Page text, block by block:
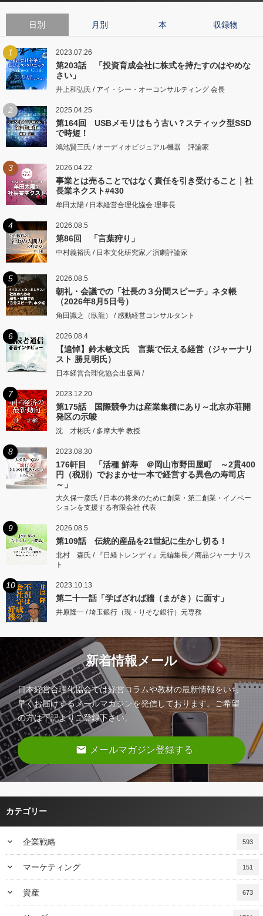
日別 月別 本 収録物
1 2023.07.26
第203話 「投資育成会社に株式を持たすのはやめな
さい」
井上和弘氏 / アイ・シー・オーコンサルティング 会長
2 2025.04.25
第164回 USBメモリはもう古い？スティック型SSD
で時短！
鴻池賢三氏 / オーディオビジュアル機器 評論家
3 2026.04.22
事業とは売ることではなく責任を引き受けること｜社
長業ネクスト#430
牟田太陽 / 日本経営合理化協会 理事長
4 2026.08.5
第86回 「言葉狩り」
中村義裕氏 / 日本文化研究家／演劇評論家
5 2026.08.5
朝礼・会議での「社長の３分間スピーチ」ネタ帳
（2026年8月5日号）
角田識之（臥龍） / 感動経営コンサルタント
6 2026.08.4
【追悼】鈴木敏文氏 言葉で伝える経営（ジャーナリ
スト 勝見明氏）
日本経営合理化協会出版局 /
7 2023.12.20
第175話 国際競争力は産業集積にあり～北京亦荘開
発区の示唆
沈 才彬氏 / 多摩大学 教授
8 2023.08.30
176軒目 「活種 鮮寿 ＠岡山市野田屋町 ～2貫400
円（税別）でおまかせ一本で経営する異色の寿司店
～」
大久保一彦氏 / 日本の将来のために創業・第二創業・イノベー
ションを支援する有限会社 代表
9 2026.08.5
第109話 伝統的産品を21世紀に生かし切る！
北村 森氏 / 『日経トレンディ』元編集長／商品ジャーナリス
ト
10 2023.10.13
第二十一話「学ばざれば牆（まがき）に面す」
井原隆一 / 埼玉銀行（現・りそな銀行）元専務
新着情報メール
日本経営合理化協会では経営コラムや教材の最新情報をいち
早くお届けするメールマガジンを発信しております。ご希望
の方は下記よりご登録下さい。
email メールマガジン登録する
カテゴリー
keyboard_arrow_down 企業戦略 593
keyboard_arrow_down マーケティング 151
keyboard_arrow_down 資産 673